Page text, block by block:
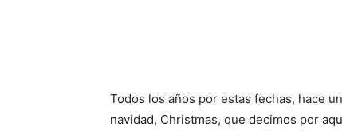
Todos los años por estas fechas, hace
navidad, Christmas, que decimos por